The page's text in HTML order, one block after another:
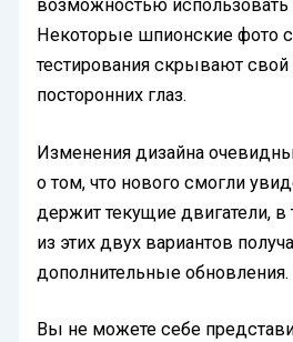
возможностью
Некоторые шпионские фото
тестирования скрывают
посторонних глаз.
Изменения дизайна
о том, что нового смогли
держит текущие двигатели,
из этих двух вариантов
дополнительные обновления.
Вы не можете себе